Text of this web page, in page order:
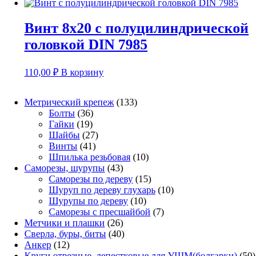
Винт 8х20 с полуцилиндрической
головкой DIN 7985
110,00 ₽ В корзину
Метрический крепеж 133133
Болты 3636
товаров
Гайки 1919
товаров
Шайбы 2727
товаров
Винты 4141
товар
Шпилька резьбовая 1010
Саморезы, шурупы 4343
товара
Саморезы по дереву 1515
товаров
Шуруп по дереву глухарь 1010
Шурупы по дереву 1010
товаров
Саморезы с пресшайбой 77
Метчики и плашки 2626
товаров
Сверла, буры, биты 4040
Анкер 1212